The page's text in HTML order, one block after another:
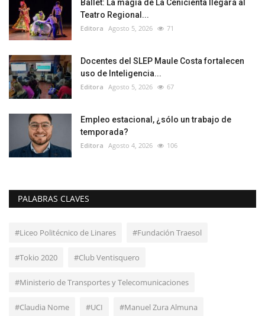
Ballet: La magia de La Cenicienta llegará al
Teatro Regional...
Editora Agosto 5, 2026 71
Docentes del SLEP Maule Costa fortalecen
uso de Inteligencia...
Editora Agosto 5, 2026 67
Empleo estacional, ¿sólo un trabajo de
temporada?
Editora Agosto 4, 2026 106
PALABRAS CLAVES
#Liceo Politécnico de Linares #Fundación Traesol
#Tokio 2020 #Club Ventisquero
#Ministerio de Transportes y Telecomunicaciones
#Claudia Nome #UCI #Manuel Zura Almuna